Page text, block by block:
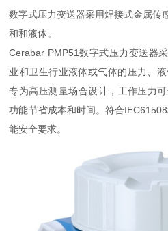
数字式压力变送器采用焊接式金属传
和和液体。
Cerabar PMP51数字式压力变送器
业和卫生行业液体或气体的压力、
专为高压测量场合设计，工作压力
功能节省成本和时间。符合
能安全要求。